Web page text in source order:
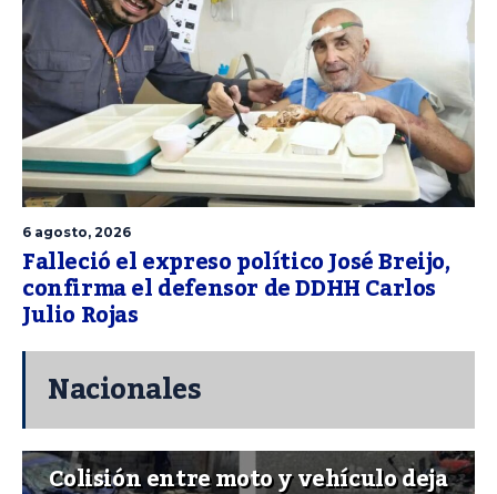
6 agosto, 2026
Falleció el expreso político José Breijo,
confirma el defensor de DDHH Carlos
Julio Rojas
Nacionales
Colisión entre moto y vehículo deja